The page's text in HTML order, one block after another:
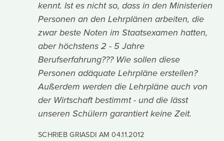
kennt. Ist es nicht so, dass in den Ministerien
Personen an den Lehrplänen arbeiten, die
zwar beste Noten im Staatsexamen hatten,
aber höchstens 2 - 5 Jahre
Berufserfahrung??? Wie sollen diese
Personen adäquate Lehrpläne erstellen?
Außerdem werden die Lehrpläne auch von
der Wirtschaft bestimmt - und die lässt
unseren Schülern garantiert keine Zeit.
SCHRIEB GRIASDI AM04.11.2012